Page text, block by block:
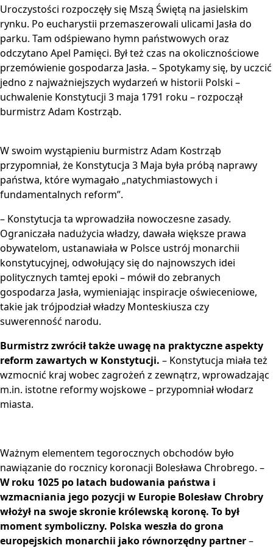
Uroczystości rozpoczęły się Mszą Świętą na jasielskim
rynku. Po eucharystii przemaszerowali ulicami Jasła do
parku. Tam odśpiewano hymn państwowych oraz
odczytano Apel Pamięci. Był też czas na okolicznościowe
przemówienie gospodarza Jasła. – Spotykamy się, by uczcić
jedno z najważniejszych wydarzeń w historii Polski –
uchwalenie Konstytucji 3 maja 1791 roku – rozpoczął
burmistrz Adam Kostrząb.
W swoim wystąpieniu burmistrz Adam Kostrząb
przypomniał, że Konstytucja 3 Maja była próbą naprawy
państwa, które wymagało „natychmiastowych i
fundamentalnych reform”.
– Konstytucja ta wprowadziła nowoczesne zasady.
Ograniczała nadużycia władzy, dawała większe prawa
obywatelom, ustanawiała w Polsce ustrój monarchii
konstytucyjnej, odwołujący się do najnowszych idei
politycznych tamtej epoki – mówił do zebranych
gospodarza Jasła, wymieniając inspiracje oświeceniowe,
takie jak trójpodział władzy Monteskiusza czy
suwerenność narodu.
Burmistrz zwrócił także uwagę na praktyczne aspekty
reform zawartych w Konstytucji. – Konstytucja miała też
wzmocnić kraj wobec zagrożeń z zewnątrz, wprowadzając
m.in. istotne reformy wojskowe – przypomniał włodarz
miasta.
Ważnym elementem tegorocznych obchodów było
nawiązanie do rocznicy koronacji Bolesława Chrobrego. –
W roku 1025 po latach budowania państwa i
wzmacniania jego pozycji w Europie Bolesław Chrobry
włożył na swoje skronie królewską koronę. To był
moment symboliczny. Polska weszła do grona
europejskich monarchii jako równorzędny partner–